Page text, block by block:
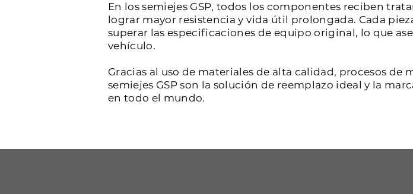
En los semiejes GSP, todos los componentes reciben
lograr mayor resistencia y vida útil prolongada. Cada
superar las especificaciones de equipo original, lo que
vehículo.
Gracias al uso de materiales de alta calidad, procesos
semiejes GSP son la solución de reemplazo ideal y la
en todo el mundo.